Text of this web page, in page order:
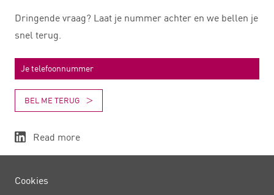
Dringende vraag? Laat je nummer achter en we bellen je
snel terug.
BEL ME TERUG
Read more
Cookies